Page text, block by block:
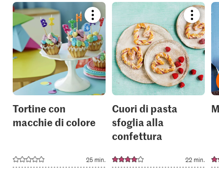
Bookmark
recipe
or
add
it
to
your
collections.
Tortine con
macchie di colore
25 min.
recipe
or
add
it
to
your
Cuori di pasta
sfoglia alla
confettura
22 min.